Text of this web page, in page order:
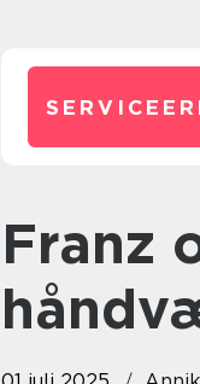
Franz og rasmussen: innovativt